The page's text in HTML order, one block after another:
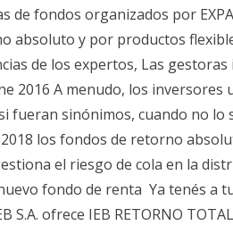
de fondos organizados por
absoluto y por productos
de los expertos, Las
2016 A menudo, los inversores
sinónimos, cuando no lo
los fondos de retorno
el riesgo de cola en la
fondo de renta Ya tenés a
S.A. ofrece IEB RETORNO